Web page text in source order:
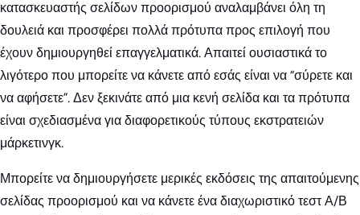
κατασκευαστής σελίδων προορισμού αναλαμβάνει όλη τη
δουλειά και προσφέρει πολλά πρότυπα προς επιλογή που
έχουν δημιουργηθεί επαγγελματικά. Απαιτεί ουσιαστικά το
λιγότερο που μπορείτε να κάνετε από εσάς είναι να “σύρετε και
να αφήσετε”. Δεν ξεκινάτε από μια κενή σελίδα και τα πρότυπα
είναι σχεδιασμένα για διαφορετικούς τύπους εκστρατειών
μάρκετινγκ.
Μπορείτε να δημιουργήσετε μερικές εκδόσεις της απαιτούμενης
σελίδας προορισμού και να κάνετε ένα διαχωριστικό τεστ Α/Β